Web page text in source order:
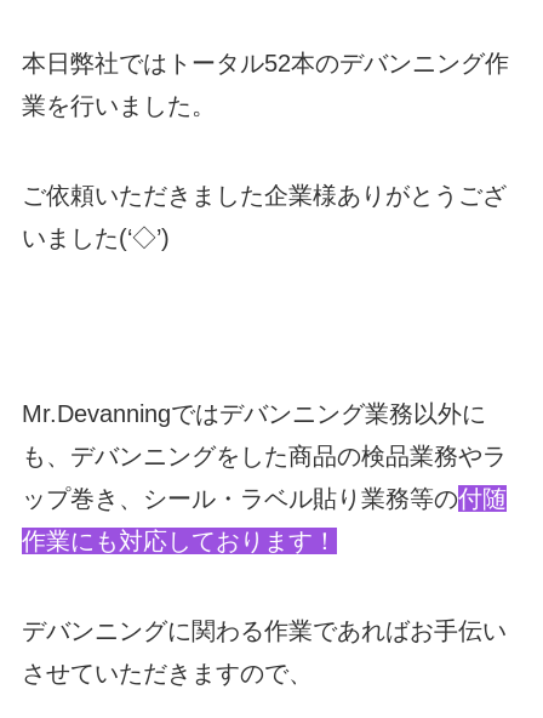
本日弊社ではトータル52本のデバンニング作
業を行いました。
ご依頼いただきました企業様ありがとうござ
いました(‘◇’)ゞ
Mr.Devanningではデバンニング業務以外に
も、デバンニングをした商品の検品業務やラ
ップ巻き、シール・ラベル貼り業務等の付随
作業にも対応しております！
デバンニングに関わる作業であればお手伝い
させていただきますので、